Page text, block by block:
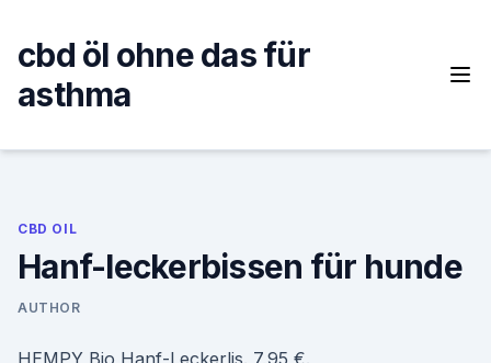
content
cbd öl ohne das für
asthma
CBD OIL
Hanf-leckerbissen für hunde
AUTHOR
HEMPY Bio Hanf-Leckerlis. 7,95 €.